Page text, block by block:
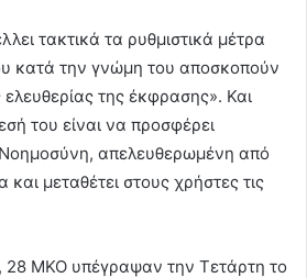
τακτικά τα ρυθμιστικά μέτρα
κατά την γνώμη του αποσκοπούν
της έκφρασης». Και
του είναι να προσφέρει
απελευθερωμένη από
και μεταθέτει στους χρήστες τις
28 ΜΚΟ υπέγραψαν την Τετάρτη το